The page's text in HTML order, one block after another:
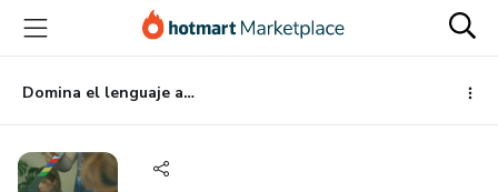
principal
página
de
página
Domina el lenguaje audiovisual para crear contenidos educativos impactantes